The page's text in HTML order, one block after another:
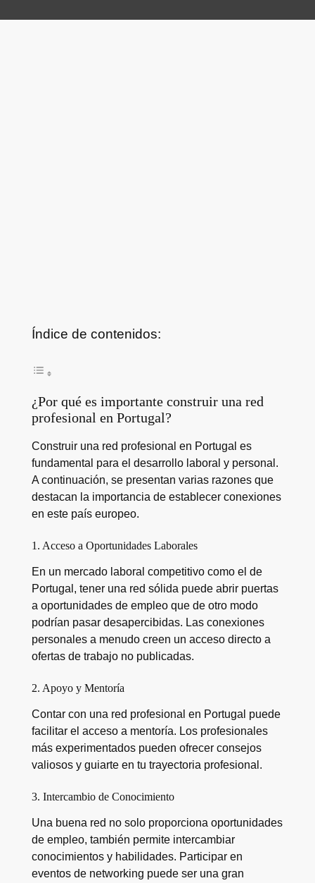
Índice de contenidos:
¿Por qué es importante construir una red
profesional en Portugal?
Construir una red profesional en Portugal es
fundamental para el desarrollo laboral y personal.
A continuación, se presentan varias razones que
destacan la importancia de establecer conexiones
en este país europeo.
1. Acceso a Oportunidades Laborales
En un mercado laboral competitivo como el de
Portugal, tener una red sólida puede abrir puertas
a oportunidades de empleo que de otro modo
podrían pasar desapercibidas. Las conexiones
personales a menudo creen un acceso directo a
ofertas de trabajo no publicadas.
2. Apoyo y Mentoría
Contar con una red profesional en Portugal puede
facilitar el acceso a mentoría. Los profesionales
más experimentados pueden ofrecer consejos
valiosos y guiarte en tu trayectoria profesional.
3. Intercambio de Conocimiento
Una buena red no solo proporciona oportunidades
de empleo, también permite intercambiar
conocimientos y habilidades. Participar en
eventos de networking puede ser una gran